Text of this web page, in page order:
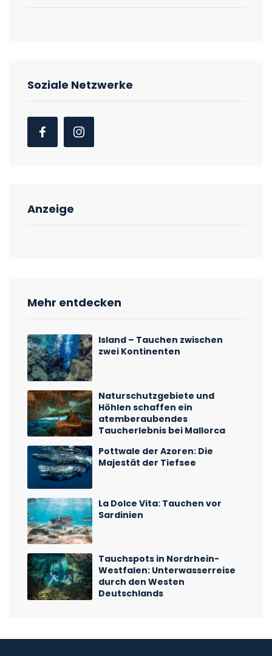
Soziale Netzwerke
Anzeige
Mehr entdecken
Island – Tauchen zwischen
zwei Kontinenten
Naturschutzgebiete und
Höhlen schaffen ein
atemberaubendes
Taucherlebnis bei Mallorca
Pottwale der Azoren: Die
Majestät der Tiefsee
La Dolce Vita: Tauchen vor
Sardinien
Tauchspots in Nordrhein-
Westfalen: Unterwasserreise
durch den Westen
Deutschlands